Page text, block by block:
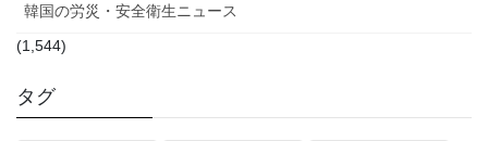
韓国の労災・安全衛生ニュース
(1,544)
タグ